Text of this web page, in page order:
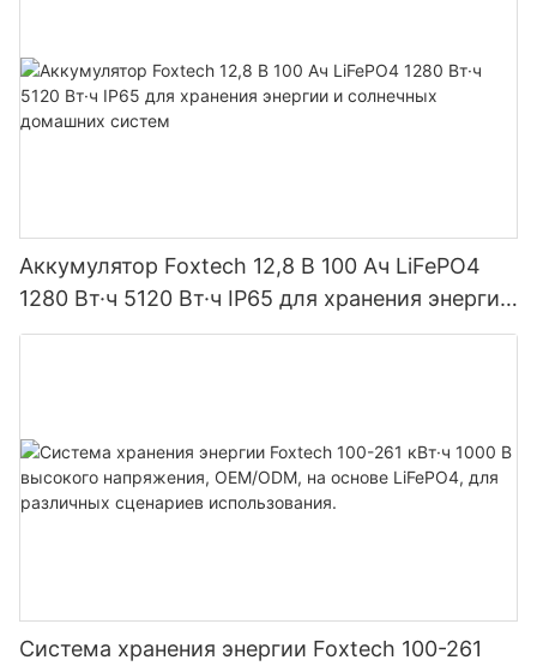
Аккумулятор Foxtech 12,8 В 100 Ач LiFePO4
1280 Вт·ч 5120 Вт·ч IP65 для хранения энергии
и солнечных домашних систем
Система хранения энергии Foxtech 100-261